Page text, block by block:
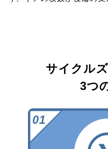
サイクル
3つ